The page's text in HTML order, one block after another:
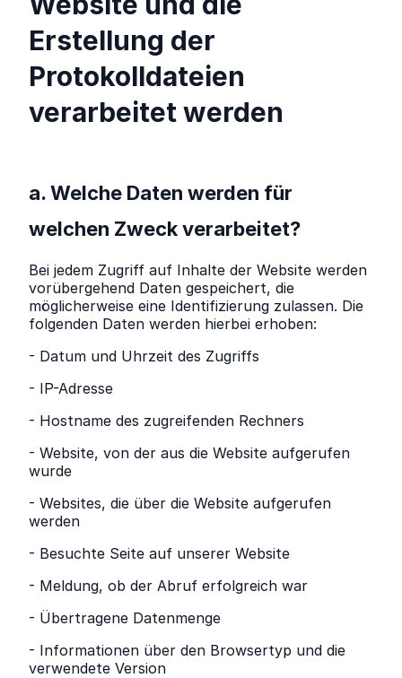
Erstellung der
Protokolldateien
verarbeitet werden
a. Welche Daten werden für
welchen Zweck verarbeitet?
Bei jedem Zugriff auf Inhalte der Website werden
vorübergehend Daten gespeichert, die
möglicherweise eine Identifizierung zulassen. Die
folgenden Daten werden hierbei erhoben:
- Datum und Uhrzeit des Zugriffs
- IP-Adresse
- Hostname des zugreifenden Rechners
- Website, von der aus die Website aufgerufen
wurde
- Websites, die über die Website aufgerufen
werden
- Besuchte Seite auf unserer Website
- Meldung, ob der Abruf erfolgreich war
- Übertragene Datenmenge
- Informationen über den Browsertyp und die
verwendete Version